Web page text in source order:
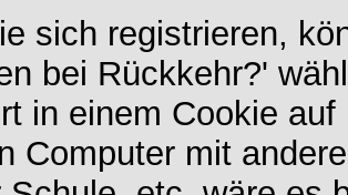
sich registrieren,
bei Rückkehr?'
in einem Cookie
Computer mit